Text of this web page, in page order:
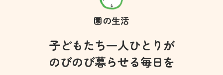
園の生活
子どもたち一人ひとりが
のびのび暮らせる毎日を